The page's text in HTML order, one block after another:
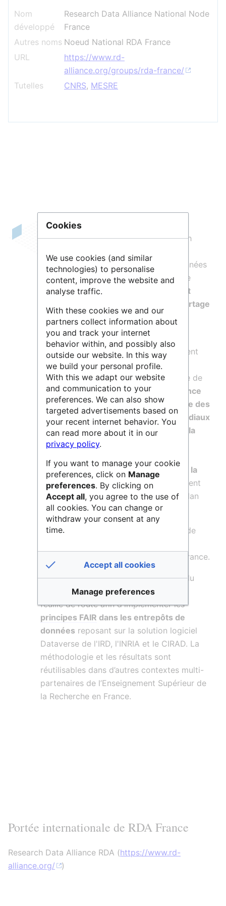
Nom
développé
Research Data Alliance National Node
France
Autres noms Noeud National RDA France
URL
https://www.rd-
alliance.org/groups/rda-france/
Tutelles
CNRS, MESRE
Organisation internationale, la Research
meilleures pratiques en matière de données
de la recherche et a comme mission de
construire des passerelles sociales et
techniques pour permettre le libre partage
des données, leur réutilisation et leur
interopérabilité .
Plus de 500 membres de la RDA viennent
de France et le CNRSest activement
engagé dans la RDA et est responsable de
l’animation duNœud national RDA France
dont l’objectif est defaciliter le partage des
connaissances entre les acteurs mondiaux
et nationaux de la RDA , d’encourager la
participation française à la RDA
recommandations et des résultats de la
RDA. LeMESR soutient le fonctionnement
du Noeud National, dans le cadre du Plan
National pour la Science Ouverte.
L'une des priorités de RDA France est de
entrepôts et services de données en France.
RDA France a proposé, dans le cadre du
projet ANR BRIDGE (2019-2022)
feuille de route afin d'implémenter les
principes FAIR dans les entrepôts de
données reposant sur la solution logiciel
Dataverse de l'IRD, l'INRIA et le CIRAD. La
méthodologie et les résultats sont
réutilisables dans d’autres contextes multi-
partenaires de l’Enseignement Supérieur de
la Recherche en France.
Portée internationale de RDA France
Research Data Alliance RDA (https://www.rd-
alliance.org/
)
Cookies
We use cookies (and similar
technologies) to personalise
content, improve the website and
analyse traffic.
With these cookies we and our
partners collect information about
you and track your internet
behavior within, and possibly also
outside our website. In this way
we build your personal profile.
With this we adapt our website
and communication to your
preferences. We can also show
targeted advertisements based on
your recent internet behavior. You
can read more about it in our
privacy policy.
If you want to manage your cookie
preferences, click on Manage
preferences. By clicking on
Accept all, you agree to the use of
all cookies. You can change or
withdraw your consent at any
time.
Accept all cookies
Manage preferences